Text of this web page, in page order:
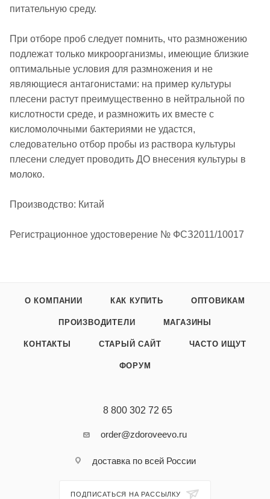
питательную среду.
При отборе проб следует помнить, что размножению
подлежат только микроорганизмы, имеющие близкие
оптимальные условия для размножения и не
являющиеся антагонистами: на пример культуры
плесени растут преимущественно в нейтральной по
кислотности среде, и размножить их вместе с
кисломолочными бактериями не удастся,
следовательно отбор пробы из раствора культуры
плесени следует проводить ДО внесения культуры в
молоко.
Производство: Китай
Регистрационное удостоверение № ФСЗ2011/10017
О КОМПАНИИ КАК КУПИТЬ ОПТОВИКАМ
ПРОИЗВОДИТЕЛИ МАГАЗИНЫ
КОНТАКТЫ СТАРЫЙ САЙТ ЧАСТО ИЩУТ
ФОРУМ
8 800 302 72 65
order@zdoroveevo.ru
доставка по всей России
ПОДПИСАТЬСЯ НА РАССЫЛКУ